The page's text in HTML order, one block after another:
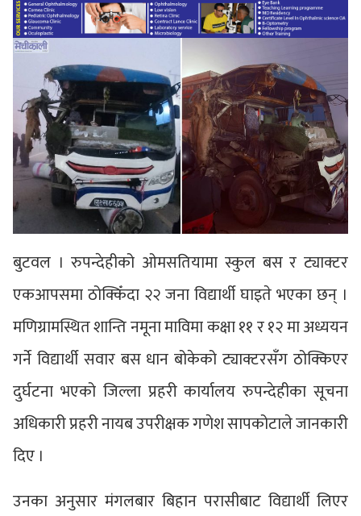
बुटवल । रुपन्देहीको ओमसतियामा स्कुल बस र ट्याक्टर
एकआपसमा ठोक्किँदा २२ जना विद्यार्थी घाइते भएका छन् ।
मणिग्रामस्थित शान्ति नमूना माविमा कक्षा ११ र १२ मा अध्ययन
गर्ने विद्यार्थी सवार बस धान बोकेको ट्याक्टरसँग ठोक्किएर
दुर्घटना भएको जिल्ला प्रहरी कार्यालय रुपन्देहीका सूचना
अधिकारी प्रहरी नायब उपरीक्षक गणेश सापकोटाले जानकारी
दिए ।
उनका अनुसार मंगलबार बिहान परासीबाट विद्यार्थी लिएर